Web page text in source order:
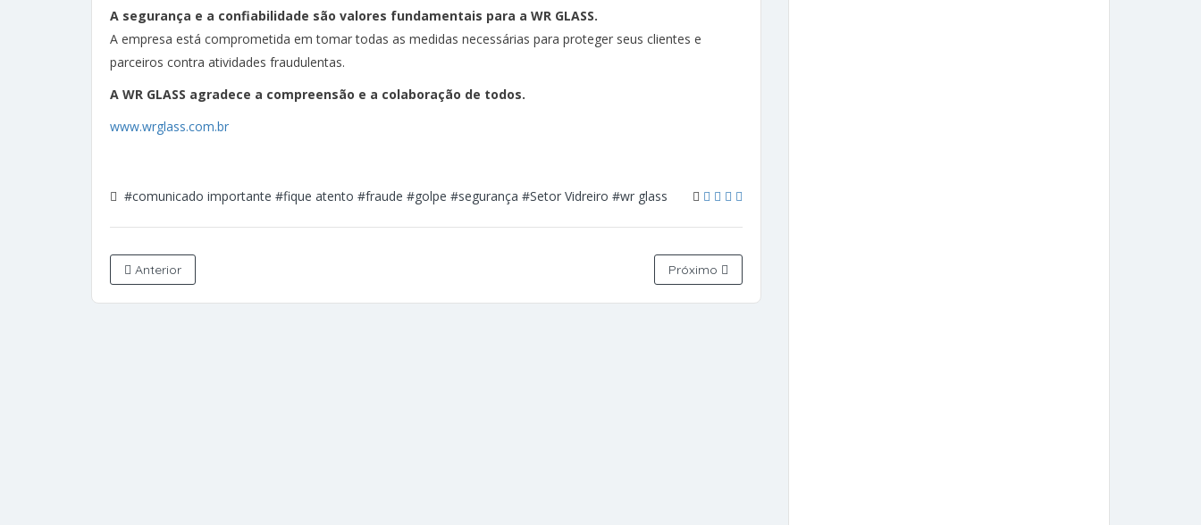
A segurança e a confiabilidade são valores fundamentais para a WR GLASS.
A empresa está comprometida em tomar todas as medidas necessárias para proteger seus clientes e
parceiros contra atividades fraudulentas.
A WR GLASS agradece a compreensão e a colaboração de todos.
www.wrglass.com.br
#comunicado importante #fique atento #fraude #golpe #segurança #Setor Vidreiro #wr glass
Anterior Próximo